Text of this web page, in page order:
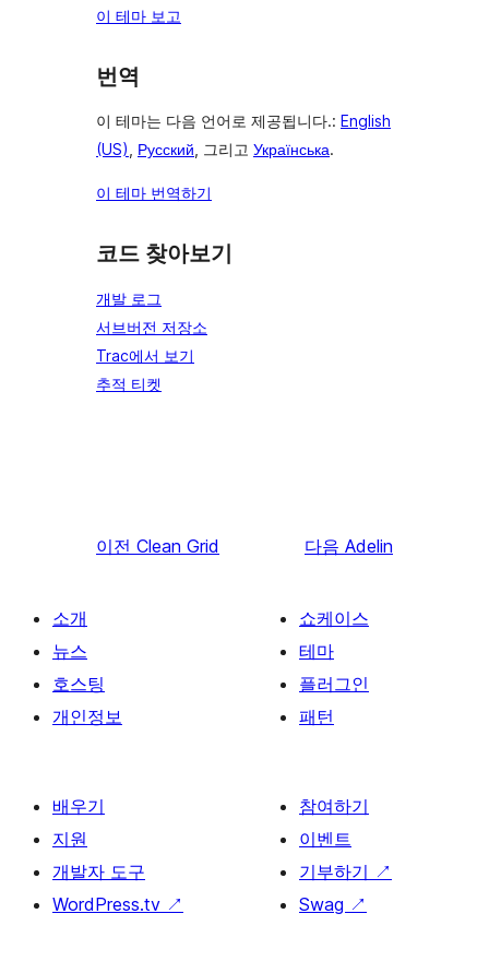
이 테마 보고
번역
이 테마는 다음 언어로 제공됩니다.: English
(US), Русский, 그리고 Українська.
이 테마 번역하기
코드 찾아보기
개발 로그
서브버전 저장소
Trac에서 보기
추적 티켓
이전 Clean Grid 다음 Adelin
소개
뉴스
호스팅
개인정보
쇼케이스
테마
플러그인
패턴
배우기
지원
개발자 도구
WordPress.tv ↗
참여하기
이벤트
기부하기 ↗
Swag ↗